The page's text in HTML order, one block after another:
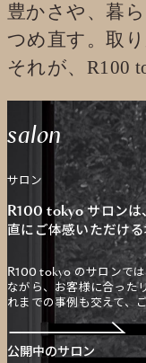
豊かさや、暮
つめ直す。取り
それが、R100
salon
サロン
R100 tokyo サロン
直にご体感いただける
R100 tokyo のサロンで
ながら、お客様に合った
れまでの事例も交えて、
公開中のサロン